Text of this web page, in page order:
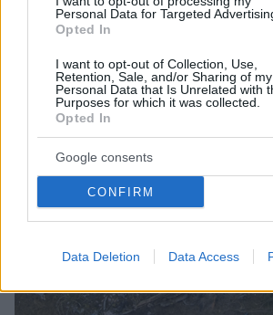
Personal Data for Targeted
Opted In
I want to opt-out of Collection, Use,
Retention, Sale, and/or Sharing of my
Personal Data that Is Unrelated with
Purposes for which it was collected.
Opted In
Google consents
CONFIRM
Data Deletion Data Access